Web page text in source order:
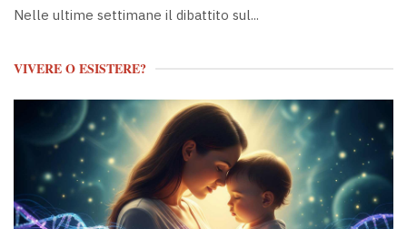
Nelle ultime settimane il dibattito sul...
VIVERE O ESISTERE?